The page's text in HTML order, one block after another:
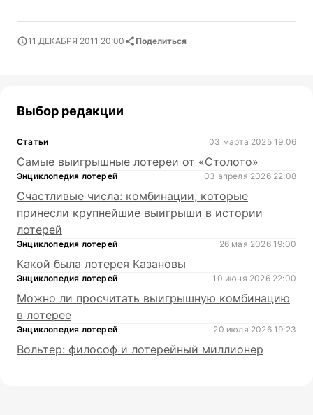
11 ДЕКАБРЯ 2011 20:00 Поделиться
Выбор редакции
Статьи 03 марта 2025 19:06
Самые выигрышные лотереи от «Столото»
Энциклопедия лотерей 03 апреля 2026 22:08
Счастливые числа: комбинации, которые
принесли крупнейшие выигрыши в истории
лотерей
Энциклопедия лотерей 26 мая 2026 19:00
Какой была лотерея Казановы
Энциклопедия лотерей 10 июня 2026 22:00
Можно ли просчитать выигрышную комбинацию
в лотерее
Энциклопедия лотерей 20 июля 2026 19:23
Вольтер: философ и лотерейный миллионер